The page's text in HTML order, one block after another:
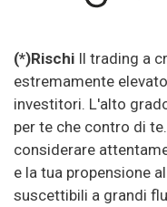
(*)Rischi Il trading a
estremamente
investitori. L'alto
per te che contro di
considerare
e la tua propensione
suscettibili a grandi